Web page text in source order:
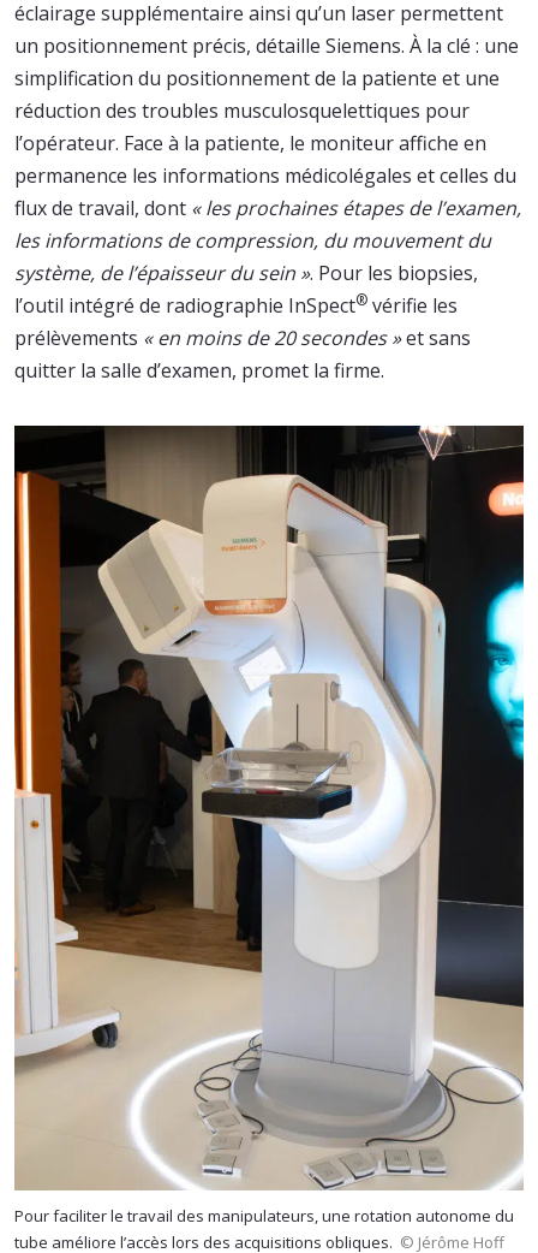
éclairage supplémentaire ainsi qu’un laser permettent
un positionnement précis, détaille Siemens. À la clé : une
simplification du positionnement de la patiente et une
réduction des troubles musculosquelettiques pour
l’opérateur. Face à la patiente, le moniteur affiche en
permanence les informations médicolégales et celles du
flux de travail, dont « les prochaines étapes de l’examen,
les informations de compression, du mouvement du
système, de l’épaisseur du sein ». Pour les biopsies,
l’outil intégré de radiographie InSpect® vérifie les
prélèvements « en moins de 20 secondes »et sans
quitter la salle d’examen, promet la firme.
Pour faciliter le travail des manipulateurs, une rotation autonome du
tube améliore l’accès lors des acquisitions obliques. © Jérôme Hoff